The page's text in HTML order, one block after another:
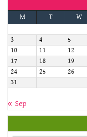
M
T W
3
4 5
10
11 12
17
18 19
24
25 26
31
« Sep